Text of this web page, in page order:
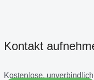
Kontakt
Kostenlose,